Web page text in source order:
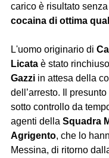
carico è risultato
cocaina di ottima
L'uomo originario di
Licata è stato
Gazzi in attesa della
dell’arresto. Il
sotto controllo da
agenti della Squadra
Agrigento, che lo
Messina, di ritorno